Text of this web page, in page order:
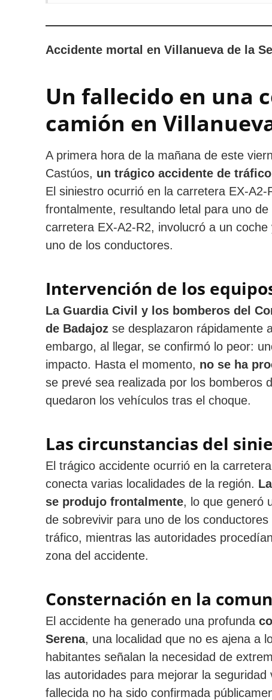
Accidente mortal en Villanueva de la
Un fallecido en una
camión en
A primera hora de la mañana de este
Castúos, un trágico accidente de
El siniestro ocurrió en la carretera EX-
frontalmente, resultando letal para uno
carretera EX-A2-R2, involucró a un
uno de los conductores.
Intervención de los
La Guardia Civil y los bomberos del
de Badajoz se desplazaron rápidamente
embargo, al llegar, se confirmó lo peor:
impacto. Hasta el momento, no se ha
se prevé sea realizada por los bomberos
quedaron los vehículos tras el choque.
Las circunstancias del
El trágico accidente ocurrió en la
conecta varias localidades de la región.
se produjo frontalmente, lo que generó
de sobrevivir para uno de los
tráfico, mientras las autoridades
zona del accidente.
Consternación en la
El accidente ha generado una profunda
Serena, una localidad que no es ajena a
habitantes señalan la necesidad de
las autoridades para mejorar la
fallecida no ha sido confirmada